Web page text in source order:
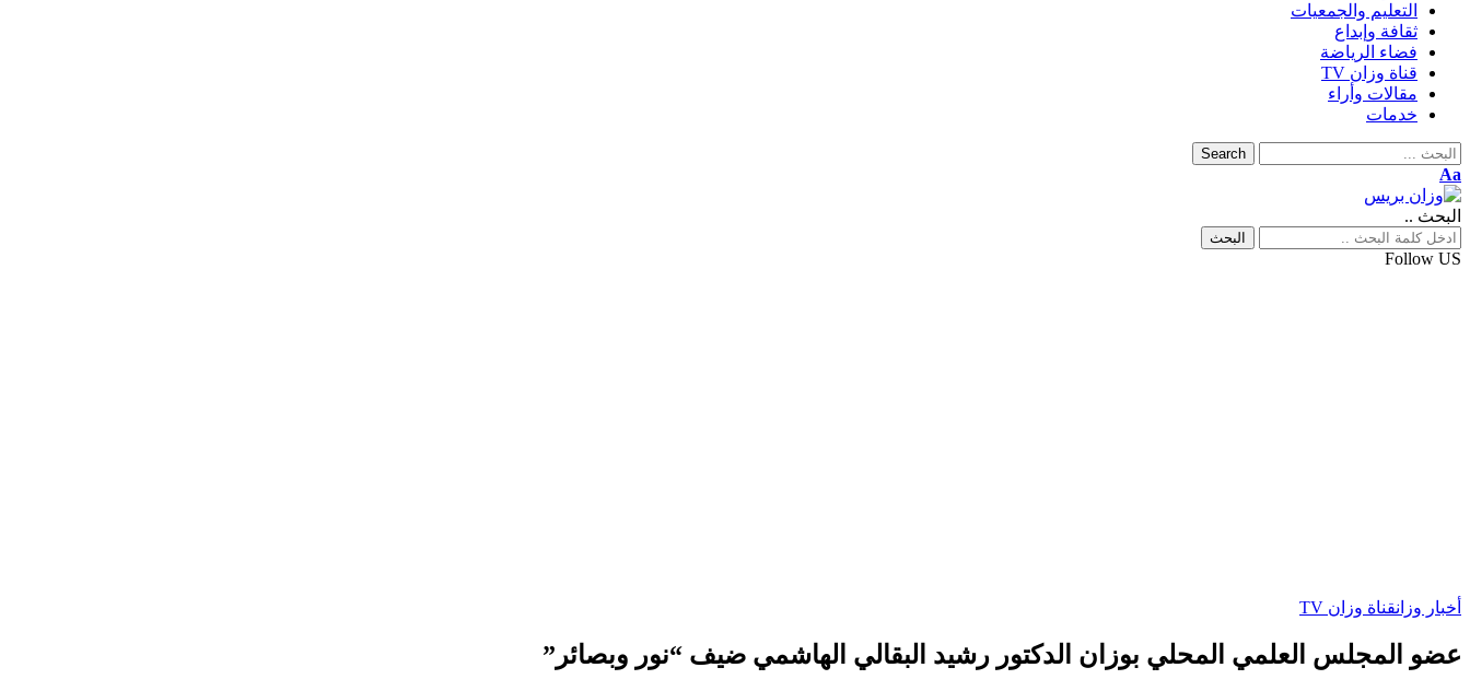
التعليم والجمعيات
ثقافة وإبداع
فضاء الرياضة
قناة وزان TV
مقالات وأراء
خدمات
Search
Aa
البحث ..
Follow US
أخبار وزانقناة وزان TV
عضو المجلس العلمي المحلي بوزان الدكتور رشيد البقالي الهاشمي ضيف “نور وبصائر”